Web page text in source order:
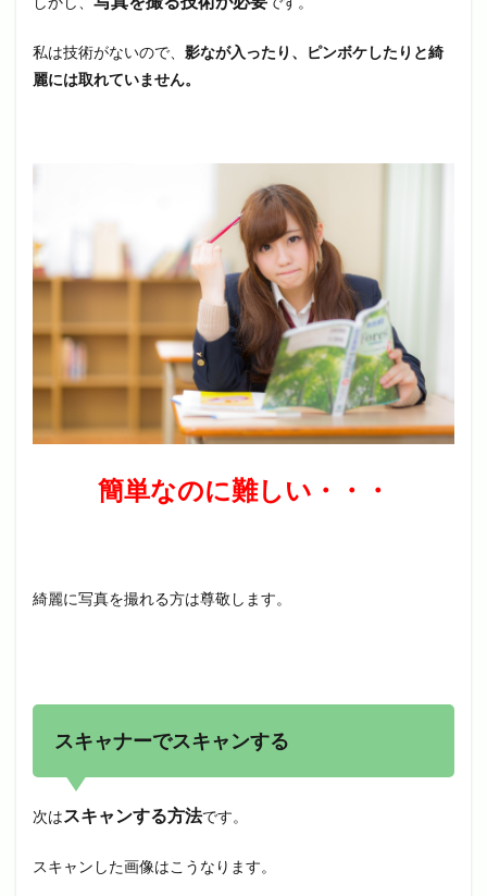
私は技術がないので、 影なが入ったり、ピンボケしたりと綺
麗には取れていません。
簡単なのに難しい・・・
綺麗に写真を撮れる方は尊敬します。
スキャナーでスキャンする
次はスキャンする方法です。
スキャンした画像はこうなります。